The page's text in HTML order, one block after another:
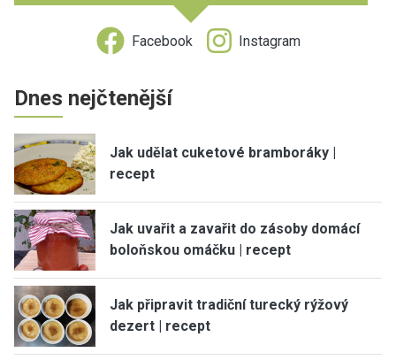
Facebook Instagram
Dnes nejčtenější
Jak udělat cuketové bramboráky |
recept
Jak uvařit a zavařit do zásoby domácí
boloňskou omáčku | recept
Jak připravit tradiční turecký rýžový
dezert | recept